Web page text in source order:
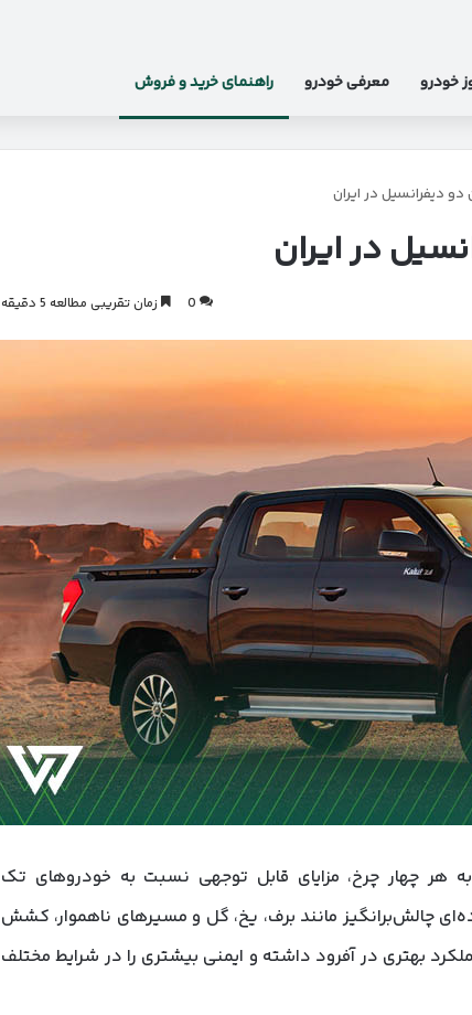
خودرو معرفی خودرو راهنمای خرید و فروش
دیفرانسیل در ایران
در ایران
0 زمان تقریبی مطالعه 5 دقیقه
هر چهار چرخ، مزایای قابل توجهی نسبت به خودروهای تک
چالش‌برانگیز مانند برف، یخ، گل و مسیرهای ناهموار، کشش
بهتری در آفرود داشته و ایمنی بیشتری را در شرایط مختلف